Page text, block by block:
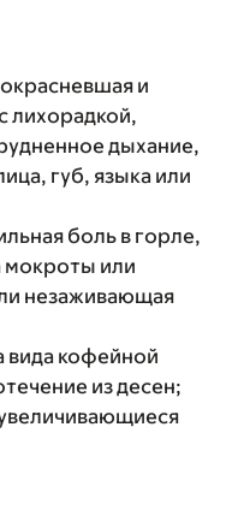
и
лихорадкой,
дыхание,
губ, языка или
боль в горле,
мокроты или
незаживающая
вида кофейной
из десен;